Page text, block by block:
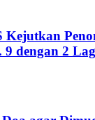
9 dengan 2